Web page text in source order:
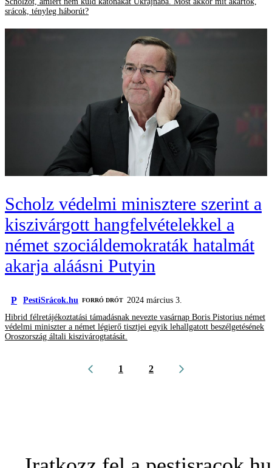
srácok, tényleg háborút?
Scholz védelmi minisztere szerint a
kiszivárgott hangfelvételekkel a
német szociáldemokraták hatalmát
akarja aláásni Putyin
P PestiSrácok.hu FORRÓ DRÓT 2024 március 3.
Hibrid félretájékoztatási támadásnak nevezte vasárnap Boris Pistorius német
védelmi miniszter a német légierő tisztjei egyik lehallgatott beszélgetésének
Oroszország általi kiszivárogtatását.
1 2